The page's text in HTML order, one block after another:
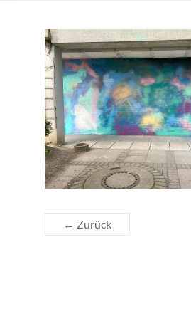
← Zurück